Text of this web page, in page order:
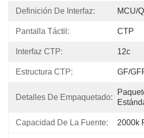
Definición De Interfaz: MCU/
Pantalla Táctil: CTP
Interfaz CTP: 12c
Estructura CTP: GF/
Detalles De Empaquetado:
Capacidad De La Fuente: 2000k